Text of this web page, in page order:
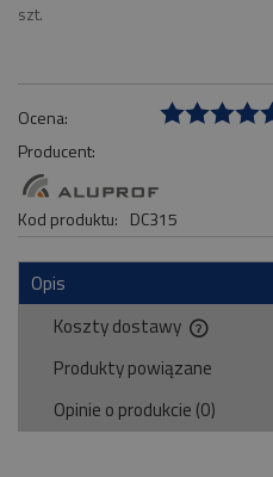
szt.
Ocena:
Producent:
Kod produktu: DC315
Opis
Koszty dostawy
Cena nie zawiera ewentualnych
Produkty powiązane
Opinie o produkcie (0)